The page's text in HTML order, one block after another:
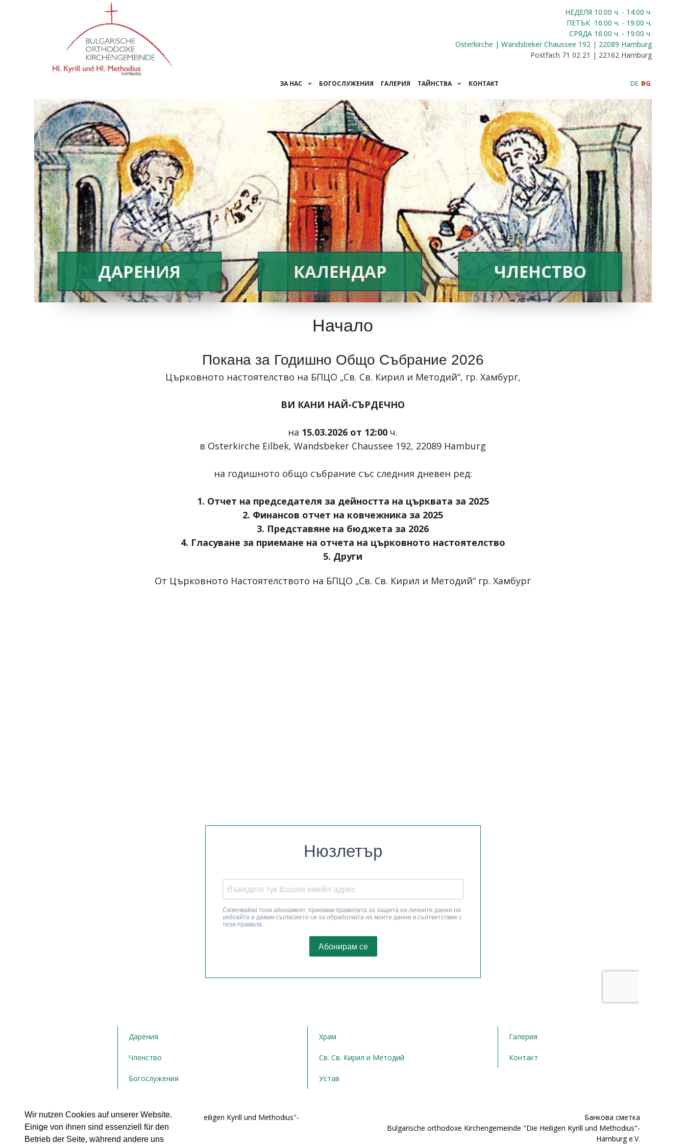
Wir nutzen Cookies auf unserer Website.
Einige von ihnen sind essenziell für den
Betrieb der Seite, während andere uns
НЕДЕЛЯ 10:00 ч. - 14:00 ч.
ПЕТЪК 16:00 ч. - 19:00 ч.
СРЯДА 16:00 ч. - 19:00 ч.
Osterkirche | Wandsbeker Chaussee 192 | 22089 Hamburg
Postfach 71 02 21 | 22162 Hamburg
ЗА НАС БОГОСЛУЖЕНИЯ ГАЛЕРИЯ ТАЙНСТВА КОНТАКТ DE BG
ДАРЕНИЯ КАЛЕНДАР ЧЛЕНСТВО
Начало
Покана за Годишно Общо Събрание 2026
Църковното настоятелство на БПЦО „Св. Св. Кирил и Методий“, гр. Хамбург,
ВИ КАНИ НАЙ-СЪРДЕЧНО
на 15.03.2026 от 12:00 ч.
в Osterkirche Eilbek,Wandsbeker Chaussee 192, 22089 Hamburg
на годишното общо събрание със следния дневен ред:
1. Отчет на председателя за дейността на църквата за 2025
2. Финансов отчет на ковчежника за 2025
3. Представяне на бюджета за 2026
4. Гласуване за приемане на отчета на църковното настоятелство
5. Други
От Църковното Настоятелството на БПЦО „Св. Св. Кирил и Методий“ гр.Хамбург
Дарения
Членство
Богослужения
Храм
Св. Св. Кирил и Методий
Устав
Галерия
Контакт
Bulgarische orthodoxe Kirchengemeinde "Die Heiligen Kyrill und Methodius"-
Hamburg e.V.
Postfach 71 02 21
Банкова сметка
Bulgarische orthodoxe Kirchengemeinde "Die Heiligen Kyrill und Methodius"-
Hamburg e.V.